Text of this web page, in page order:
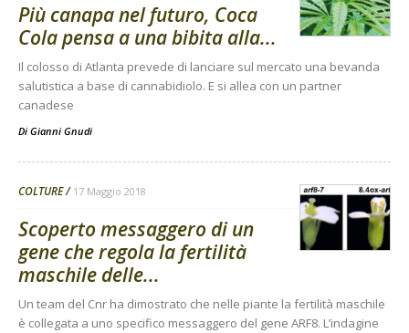
Più canapa nel futuro, Coca
Cola pensa a una bibita alla...
Il colosso di Atlanta prevede di lanciare sul mercato una bevanda
salutistica a base di cannabidiolo. E si allea con un partner
canadese
Di Gianni Gnudi
COLTURE 17 Maggio 2018
Scoperto messaggero di un
gene che regola la fertilità
maschile delle...
Un team del Cnr ha dimostrato che nelle piante la fertilità maschile
è collegata a uno specifico messaggero del gene ARF8. L’indagine